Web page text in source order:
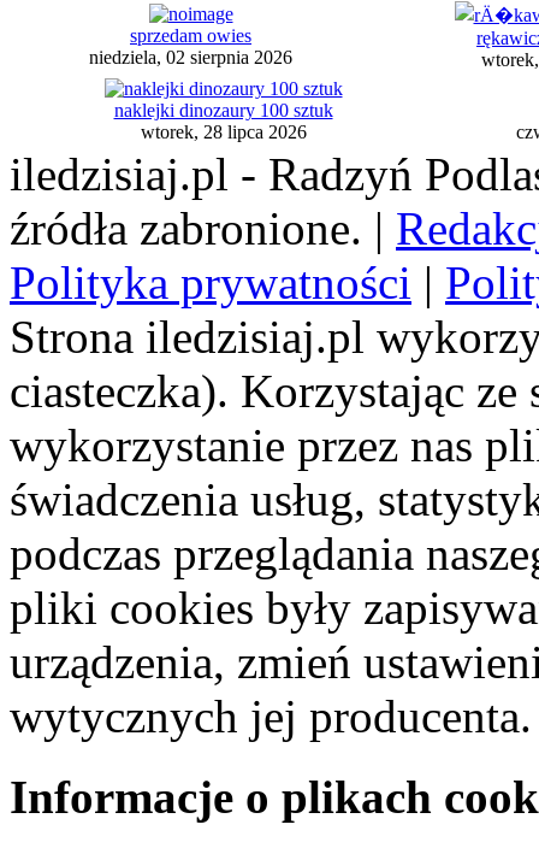
sprzedam owies
niedziela, 02 sierpnia 2026
naklejki dinozaury 100 sztuk
wtorek, 28 lipca 2026
iledzisiaj.pl - Radzyń
źródła zabronione. |
Polityka prywatności |
Strona iledzisiaj.pl
ciasteczka). Korzystając
wykorzystanie przez nas
świadczenia usług,
podczas przeglądania
pliki cookies były
urządzenia, zmień
wytycznych jej producenta.
Informacje o plikach